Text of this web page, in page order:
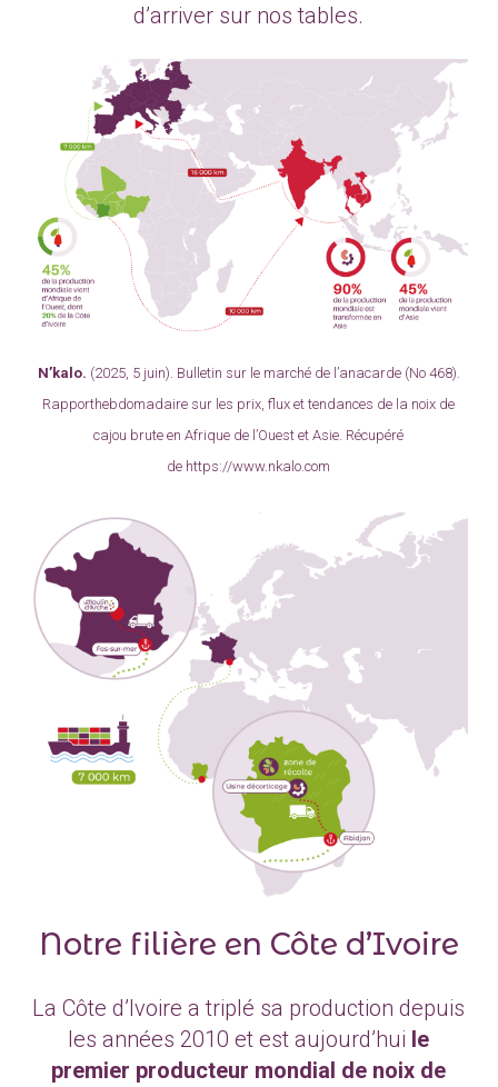
d’arriver sur nos tables.
N’kalo. (2025, 5 juin). Bulletin sur le marché de l’anacarde(No 468).
Rapporthebdomadaire sur les prix, flux et tendances de la noix de
cajou brute en Afrique de l’Ouest et Asie. Récupéré
de https://www.nkalo.com
Notre filière en Côte d’Ivoire
La Côte d’Ivoire a triplé sa production depuis
les années 2010 et est aujourd’hui le
premier producteur mondial de noix de